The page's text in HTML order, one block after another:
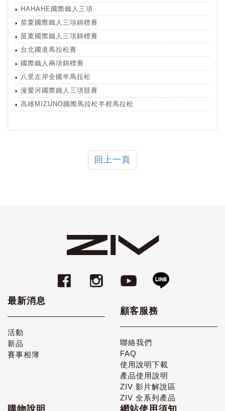
HAHAHE國際鐵人三項
苗栗國際鐵人三項錦標賽
苗栗國際鐵人三項錦標賽
台北國道馬拉松賽
國際鐵人兩項錦標賽
八里左岸全國半馬拉松
漫愛河國際鐵人三項競賽
高雄MIZUNO國際馬拉松半程馬拉松
回上一頁
最新消息
活動
新品
賽事相簿
顧客服務
聯絡我們
FAQ
使用說明下載
產品使用說明
ZIV 影片解說區
ZIV 全系列產品